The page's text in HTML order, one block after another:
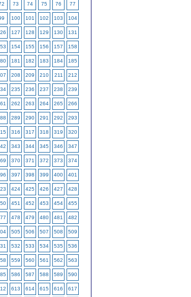
73 74 75 76 77
100 101 102 103 104
127 128 129 130 131
154 155 156 157 158
181 182 183 184 185
208 209 210 211 212
235 236 237 238 239
262 263 264 265 266
289 290 291 292 293
316 317 318 319 320
343 344 345 346 347
370 371 372 373 374
397 398 399 400 401
424 425 426 427 428
451 452 453 454 455
478 479 480 481 482
505 506 507 508 509
532 533 534 535 536
559 560 561 562 563
586 587 588 589 590
613 614 615 616 617